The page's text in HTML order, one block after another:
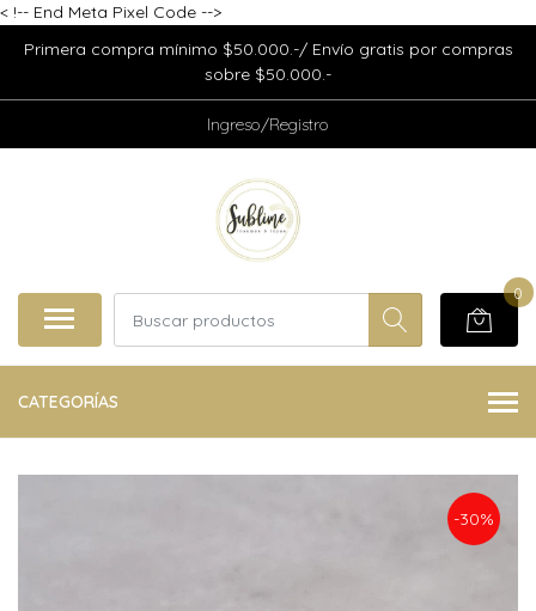
< !-- End Meta Pixel Code -->
Primera compra mínimo $50.000.-/ Envío gratis por compras
sobre $50.000.-
Ingreso/Registro
0
CATEGORÍAS
-30%